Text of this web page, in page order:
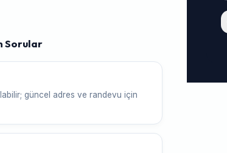
Sorular
güncel adres ve randevu için